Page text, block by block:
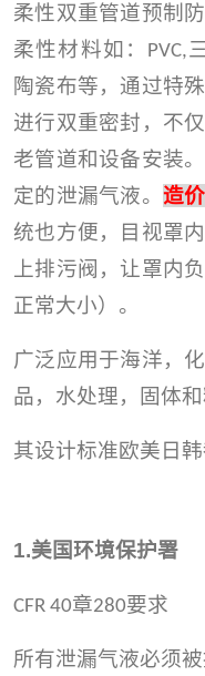
柔性双重管道预制
柔性材料如： PVC,
陶瓷布等，通过特
进行双重密封，不
老管道和设备安装
定的泄漏气液。 造
统也方便，目视罩
上排污阀，让罩内
正常大小）。
广泛应用于海洋，
品，水处理，固体
其设计标准欧美日
1.美国环境保护署
CFR 40章280要求
所有泄漏气液必须